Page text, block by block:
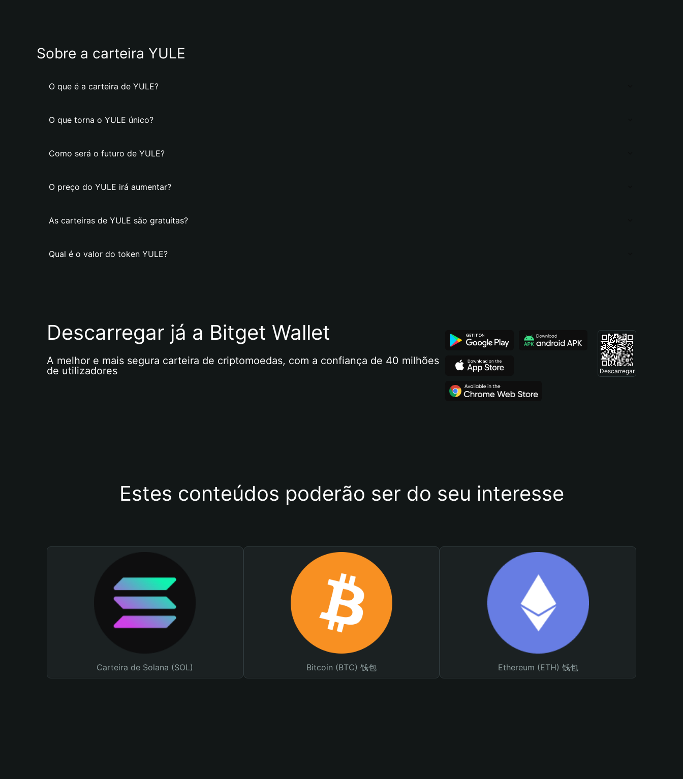
Sobre a carteira YULE
O que é a carteira de YULE?
O que torna o YULE único?
Como será o futuro de YULE?
O preço do YULE irá aumentar?
As carteiras de YULE são gratuitas?
Qual é o valor do token YULE?
Descarregar já a Bitget Wallet
A melhor e mais segura carteira de criptomoedas, com a confiança de 40 milhões
de utilizadores
Descarregar
Estes conteúdos poderão ser do seu interesse
Carteira de Solana (SOL) Bitcoin (BTC) 钱包 Ethereum (ETH) 钱包